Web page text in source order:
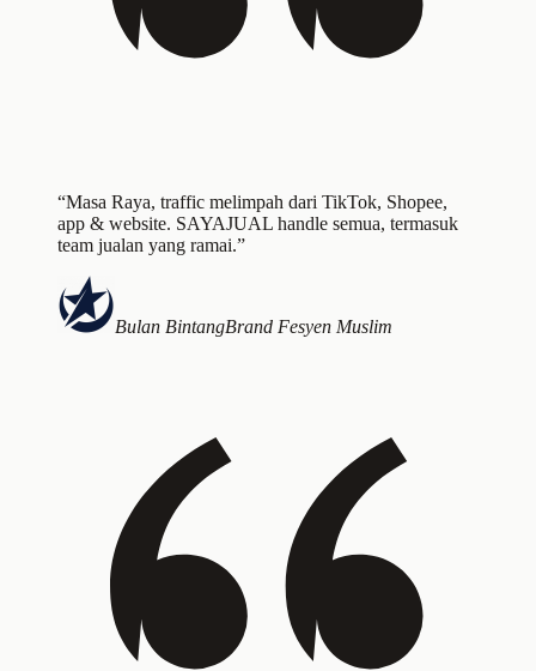
“Masa Raya, traffic melimpah dari TikTok, Shopee,
app & website. SAYAJUAL handle semua, termasuk
team jualan yang ramai.”
Bulan BintangBrand Fesyen Muslim